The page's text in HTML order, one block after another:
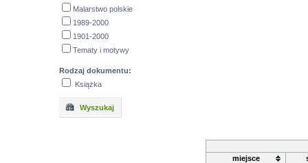
Malarstwo polskie
1989-2000
1901-2000
Tematy i motywy
Rodzaj dokumentu:
Książka
Wyszukaj
miejsce